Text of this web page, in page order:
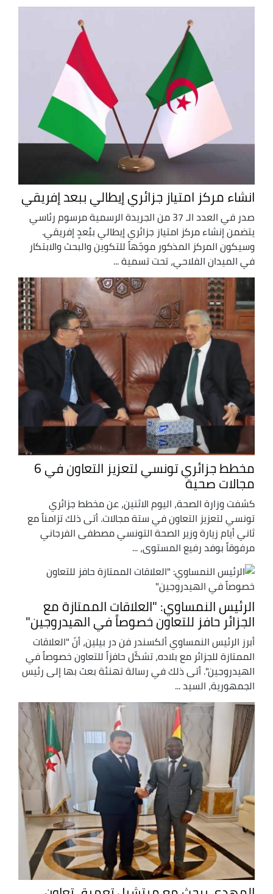
انشاء مركز امتياز جزائري إيطالي ببعد إفريقي
صدر في العدد الـ 37 من الجريدة الرسمية مرسوم رئاسي
يتضمن إنشاء مركز امتياز جزائري إيطالي ببُعدٍ إفريقي.
وسيكون المركز المذكور موجّهاً للتكوين والبحث والابتكار
في الميدان الفلاحي، تحت تسمية ...
مخطط جزائري تونسي لتعزيز التعاون في 6
مجالات صحية
كشفت وزارة الصحة، اليوم الاثنين، عن مخطط جزائري
تونسي لتعزيز التعاون في ستة مجالات. أتى ذلك تزامناً مع
ثاني أيام زيارة وزير الصحة التونسي مصطفى الفرجاني
مرفوقاً بوفد رفيع المستوى، ...
الرئيس النمساوي: "العلاقات الممتازة مع
الجزائر حافز للتعاون خصوصاً في الهيدروجين"
أبرز الرئيس النمساوي ألكسندر فن در بيلين، أنّ "العلاقات
الممتازة للجزائر مع بلاده، تشكّل حافزاً للتعاون خصوصاً في
الهيدروجين". أتى ذلك في رسالة تهنئة بعث بها إلى رئيس
الجمهورية، السيد ...